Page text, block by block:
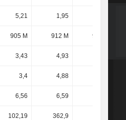
5,21 1,95
905 M 912 M 922 M
3,43 4,93
3,4 4,88
6,56 6,59
102,19 362,9